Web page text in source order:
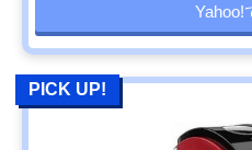
Yahoo!
PICK UP!